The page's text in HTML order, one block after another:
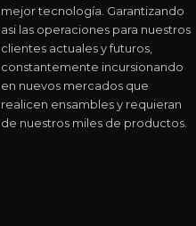
mejor tecnología. Garantizando
asi las operaciones para nuestros
clientes actuales y futuros,
constantemente incursionando
en nuevos mercados que
realicen ensambles y requieran
de nuestros miles de productos.